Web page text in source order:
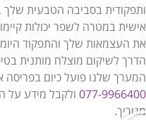
ותפקודית בסביבה הטבעית שלך
אישית במטרה לשפר יכולות
את העצמאות שלך והתפקוד
הדרך לשיקום מוצלח מותנית
המערך שלנו פועל כיום בפריסה
077-9966400 ולקבל מידע על
מגוריך.